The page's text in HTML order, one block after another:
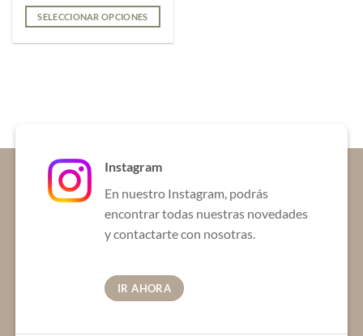
SELECCIONAR OPCIONES
pueden
elegir
página
producto
Instagram
En nuestro Instagram, podrás
encontrar todas nuestras novedades
y contactarte con nosotras.
IR AHORA